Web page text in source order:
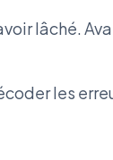
lâché.
les